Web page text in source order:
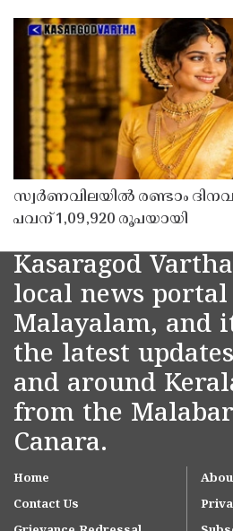
സ്വർണവിലയിൽ രണ്ടാം
പവന് 1,09,920 രൂപയായി
Kasaragod
local news
Malayalam, and
the latest
and around
from the
Canara.
Home
Contact Us